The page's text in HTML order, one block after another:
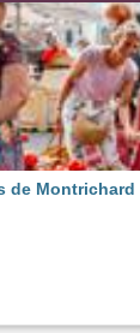
de Montrichard